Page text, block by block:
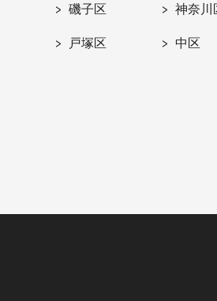
磯子区 神奈川
戸塚区 中区